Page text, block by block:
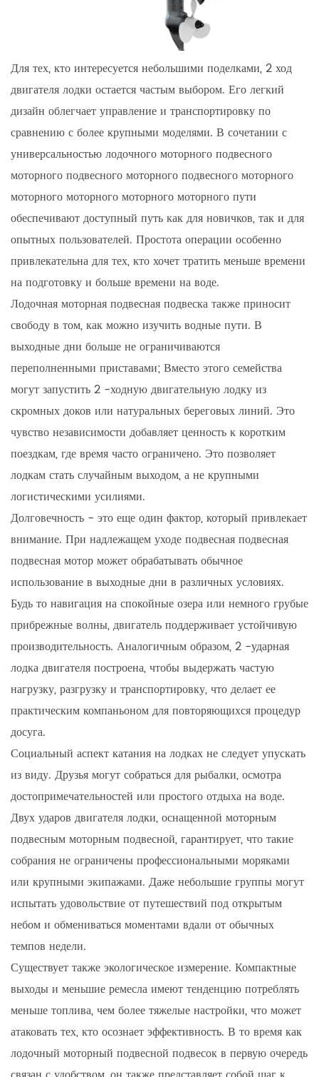
Для тех, кто интересуется небольшими поделками, 2 ход
двигателя лодки остается частым выбором. Его легкий
дизайн облегчает управление и транспортировку по
сравнению с более крупными моделями. В сочетании с
универсальностью лодочного моторного подвесного
моторного подвесного моторного подвесного моторного
моторного моторного моторного моторного пути
обеспечивают доступный путь как для новичков, так и для
опытных пользователей. Простота операции особенно
привлекательна для тех, кто хочет тратить меньше времени
на подготовку и больше времени на воде.
Лодочная моторная подвесная подвеска также приносит
свободу в том, как можно изучить водные пути. В
выходные дни больше не ограничиваются
переполненными приставами; Вместо этого семейства
могут запустить 2 -ходную двигательную лодку из
скромных доков или натуральных береговых линий. Это
чувство независимости добавляет ценность к коротким
поездкам, где время часто ограничено. Это позволяет
лодкам стать случайным выходом, а не крупными
логистическими усилиями.
Долговечность - это еще один фактор, который привлекает
внимание. При надлежащем уходе подвесная подвесная
подвесная мотор может обрабатывать обычное
использование в выходные дни в различных условиях.
Будь то навигация на спокойные озера или немного грубые
прибрежные волны, двигатель поддерживает устойчивую
производительность. Аналогичным образом, 2 -ударная
лодка двигателя построена, чтобы выдержать частую
нагрузку, разгрузку и транспортировку, что делает ее
практическим компаньоном для повторяющихся процедур
досуга.
Социальный аспект катания на лодках не следует упускать
из виду. Друзья могут собраться для рыбалки, осмотра
достопримечательностей или простого отдыха на воде.
Двух ударов двигателя лодки, оснащенной моторным
подвесным моторным подвесной, гарантирует, что такие
собрания не ограничены профессиональными моряками
или крупными экипажами. Даже небольшие группы могут
испытать удовольствие от путешествий под открытым
небом и обмениваться моментами вдали от обычных
темпов недели.
Существует также экологическое измерение. Компактные
выходы и меньшие ремесла имеют тенденцию потреблять
меньше топлива, чем более тяжелые настройки, что может
атаковать тех, кто осознает эффективность. В то время как
лодочный моторный подвесной подвесок в первую очередь